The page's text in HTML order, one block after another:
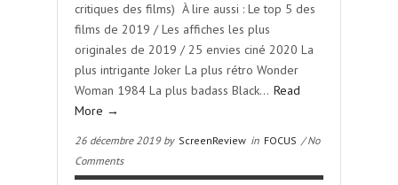
critiques des films) À lire aussi : Le top 5 des
films de 2019 / Les affiches les plus
originales de 2019 / 25 envies ciné 2020 La
plus intrigante Joker La plus rétro Wonder
Woman 1984 La plus badass Black… Read
More →
26 décembre 2019 by ScreenReview in FOCUS / No
Comments